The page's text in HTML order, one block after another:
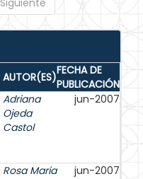
Siguiente
AUTOR(ES)FECHA DE
PUBLICACIÓN
Adriana
Ojeda
Castol
jun-2007
Rosa Maria
jun-2007